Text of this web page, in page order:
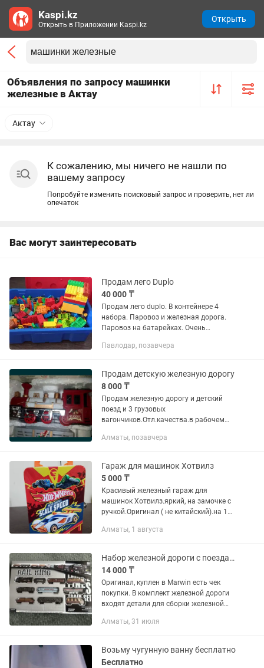
Объявления по запросу машинки
железные в Актау
Актау
К сожалению, мы ничего не нашли по
вашему запросу
Попробуйте изменить поисковый запрос и проверить, нет ли
опечаток
Вас могут заинтересовать
Продам лего Duplo
40 000 ₸
Продам лего duplo. В контейнере 4
набора. Паровоз и железная дорога.
Паровоз на батарейках. Очень
трансформеры. Подбирай детали и
Павлодар, позавчера
Продам детскую железную дорогу
8 000 ₸
Продам железную дорогу и детский
поезд и 3 грузовых
вагончиков.Отл.качества.в рабочем
собирается. Адрес Достык уг.Омарова.
Алматы, позавчера
Гараж для машинок Хотвилз
5 000 ₸
Красивый железный гараж для
машинок Хотвилз.яркий, на замочке с
ручкой.Оригинал ( не китайский).на 18
Алматы, 1 августа
Набор железной дороги с поездами
14 000 ₸
Оригинал, куплен в Marwin есть чек
покупки. В комплект железной дороги
входят детали для сборки железной
Железная дорога легко собирается и
Алматы, 31 июля
Возьму чугунную ванну бесплатно
Бесплатно
Kaspi.kz
Открыть в Приложении Kaspi.kz
Открыть